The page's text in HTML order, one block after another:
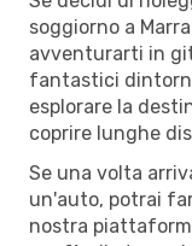
soggiorno a
avventurarti in
fantastici
esplorare la
coprire lunghe
Se una volta
un'auto, potrai
nostra